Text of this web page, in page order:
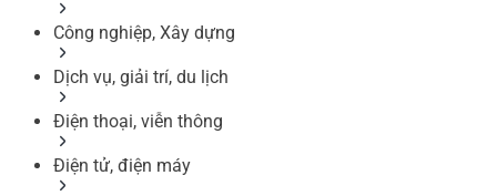
Công nghiệp, Xây dựng
Dịch vụ, giải trí, du lịch
Điện thoại, viễn thông
Điện tử, điện máy